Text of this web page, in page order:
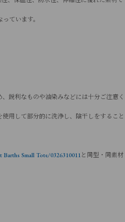
ています。
鋭利なものや油染みなどには十分ご注意く
用して部分的に洗浄し、陰干しをすること
Small Tote/0326310011と同型・同素材